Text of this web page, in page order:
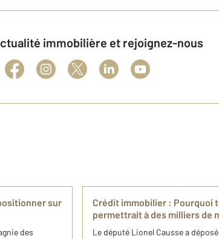
immobilière et rejoignez-nous
sur
des
Crédit immobilier : Pourquoi
permettrait à des milliers de
Le député Lionel Causse a